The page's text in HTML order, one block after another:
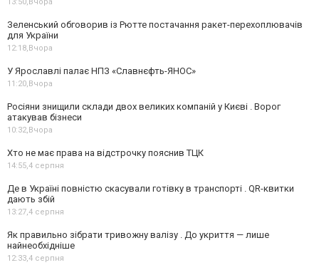
Зеленський обговорив із Рютте постачання ракет-перехоплювачів
для України
12:18,Вчора
У Ярославлі палає НПЗ «Славнєфть-ЯНОС»
11:20,Вчора
Росіяни знищили склади двох великих компаній у Києві . Ворог
атакував бізнеси
10:32,Вчора
Хто не має права на відстрочку пояснив ТЦК
14:55,4 серпня
Де в Україні повністю скасували готівку в транспорті . QR-квитки
дають збій
13:27,4 серпня
Як правильно зібрати тривожну валізу . До укриття — лише
найнеобхідніше
12:33,4 серпня